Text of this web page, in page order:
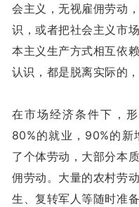
会主义，无视雇佣劳动
识，或者把社会主义市
本主义生产方式相互依
认识，都是脱离实际的
在市场经济条件下，
80%的就业，90%的新
了个体劳动，大部分本
佣劳动。大量的农村劳
生、复转军人等随时准